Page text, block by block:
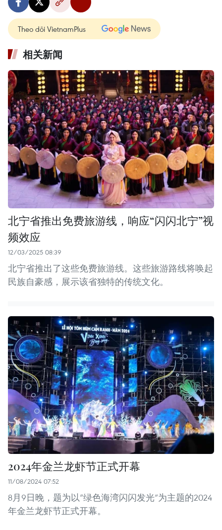
Theo dõi VietnamPlus
相关新闻
北宁省推出免费旅游线，响应“闪闪北宁”视
频效应
12/03/2025 08:39
北宁省推出了这些免费旅游线。这些旅游路线将唤起
民族自豪感，展示该省独特的传统文化。
2024年金兰龙虾节正式开幕
11/08/2024 07:52
8月9日晚，题为以“绿色海湾闪闪发光”为主题的2024
年金兰龙虾节正式开幕。